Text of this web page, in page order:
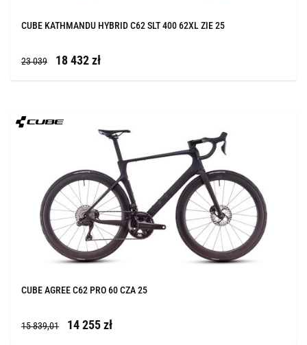
CUBE KATHMANDU HYBRID C62 SLT 400 62XL ZIE 25
23 039 18 432 zł
CUBE AGREE C62 PRO 60 CZA 25
15 839,01 14 255 zł